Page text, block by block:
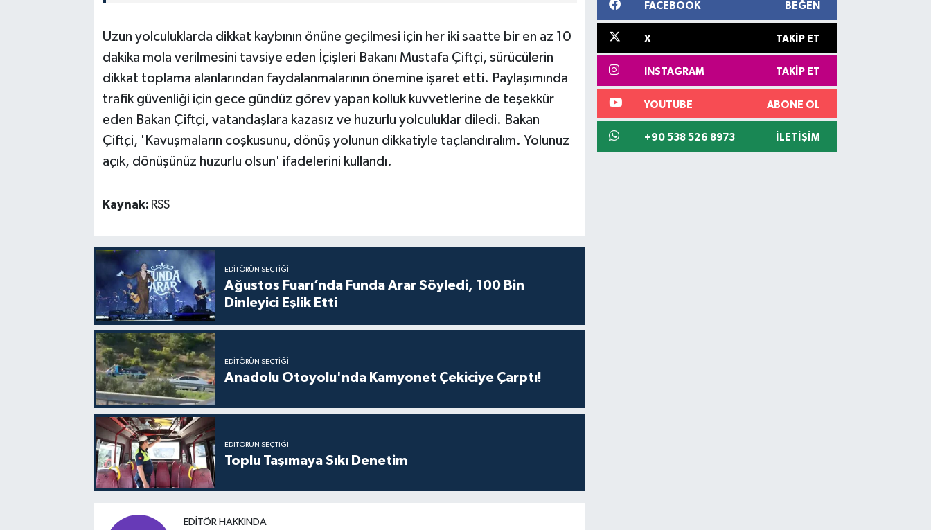
Uzun yolculuklarda dikkat kaybının önüne geçilmesi için her iki saatte bir en az 10
dakika mola verilmesini tavsiye eden İçişleri Bakanı Mustafa Çiftçi, sürücülerin
dikkat toplama alanlarından faydalanmalarının önemine işaret etti. Paylaşımında
trafik güvenliği için gece gündüz görev yapan kolluk kuvvetlerine de teşekkür
eden Bakan Çiftçi, vatandaşlara kazasız ve huzurlu yolculuklar diledi. Bakan
Çiftçi, 'Kavuşmaların coşkusunu, dönüş yolunun dikkatiyle taçlandıralım. Yolunuz
açık, dönüşünüz huzurlu olsun' ifadelerini kullandı.
Kaynak: RSS
EDITÖRÜN SEÇTIĞI
Ağustos Fuarı’nda Funda Arar Söyledi, 100 Bin
Dinleyici Eşlik Etti
EDITÖRÜN SEÇTIĞI
Anadolu Otoyolu'nda Kamyonet Çekiciye Çarptı!
EDITÖRÜN SEÇTIĞI
Toplu Taşımaya Sıkı Denetim
EDITÖR HAKKINDA
FACEBOOK BEĞEN
X TAKIP ET
INSTAGRAM TAKIP ET
YOUTUBE ABONE OL
+90 538 526 8973 İLETIŞIM